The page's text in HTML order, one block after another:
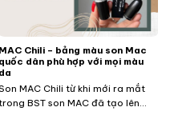
MAC Chili – bảng màu son Mac
quốc dân phù hợp với mọi màu
da
MAC Chili từ khi mới ra mắt
BST son MAC đã tạo lên...